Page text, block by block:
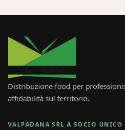
Distribuzione food per
affidabilità sul territorio.
VALPADANA SRL A SOCIO UNICO